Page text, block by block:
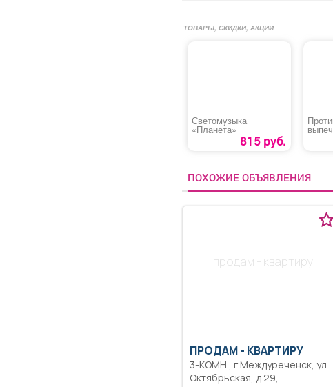
ТОВАРЫ, СКИДКИ, АКЦИИ
Светомузыка
«Планета»
815 руб.
ПОХОЖИЕ ОБЪЯВЛЕНИЯ
продам - квартиру
ПРОДАМ - КВАРТИРУ
3-КОМН., г Междуреченск, ул
Октябрьская, д 29,